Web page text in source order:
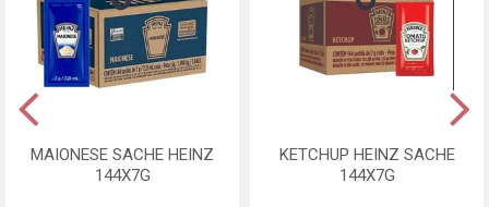
MAIONESE SACHE HEINZ
144X7G
KETCHUP HEINZ SACHE
144X7G